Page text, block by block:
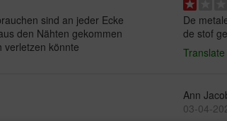
sind an jeder Ecke
den Nähten gekommen
verletzen könnte
De
de stof
Ann
03-04-